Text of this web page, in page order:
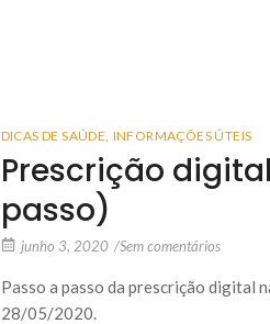
DICAS DE SAÚDE, INFORMAÇÕES ÚTEIS
Prescrição
passo)
junho 3, 2020 /Sem comentários
Passo a passo da prescrição digital
28/05/2020.